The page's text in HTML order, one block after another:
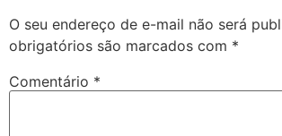
O seu endereço de e-mail não será
obrigatórios são marcados com *
Comentário *